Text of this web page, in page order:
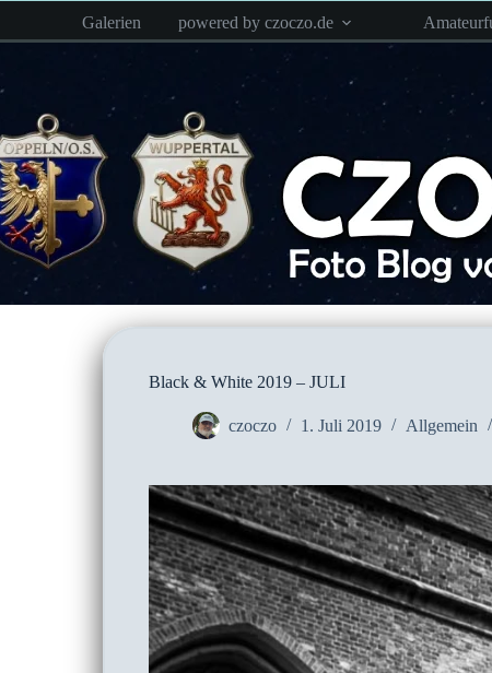
springen
Galerien powered by czoczo.de
Black & White 2019 – JULI
czoczo 1. Juli 2019 Allgemein